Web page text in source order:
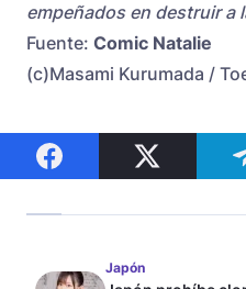
empeñados en destruir a
Fuente: Comic Natalie
(c)Masami Kurumada /
Japón